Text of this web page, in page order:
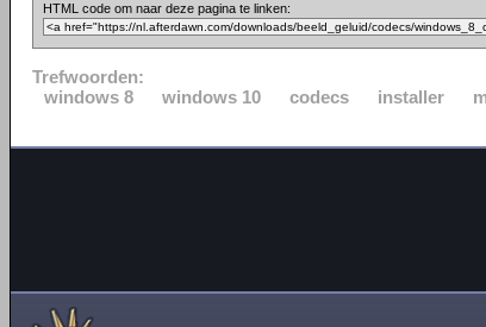
HTML code om naar deze pagina te linken:
Trefwoorden:
windows 8
windows 10 codecs installer